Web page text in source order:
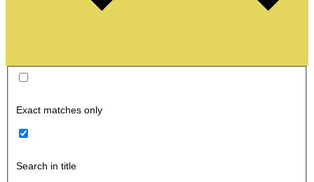
Exact matches only
Search in title